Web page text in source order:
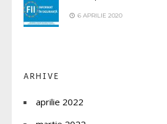
6 APRILIE 2020
ARHIVE
aprilie 2022